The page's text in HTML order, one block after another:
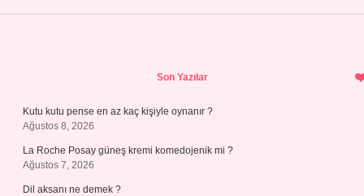
Son Yazılar
Kutu kutu pense en az kaç kişiyle oynanır ?
Ağustos 8, 2026
La Roche Posay güneş kremi komedojenik mi ?
Ağustos 7, 2026
Dil aksanı ne demek ?